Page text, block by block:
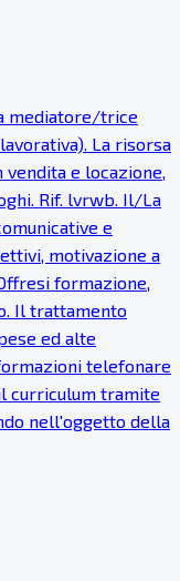
mediatore/trice
La risorsa
e locazione,
Rif. lvrwb. Il/La
e
motivazione a
formazione,
Il trattamento
ed alte
telefonare
curriculum tramite
nell'oggetto della